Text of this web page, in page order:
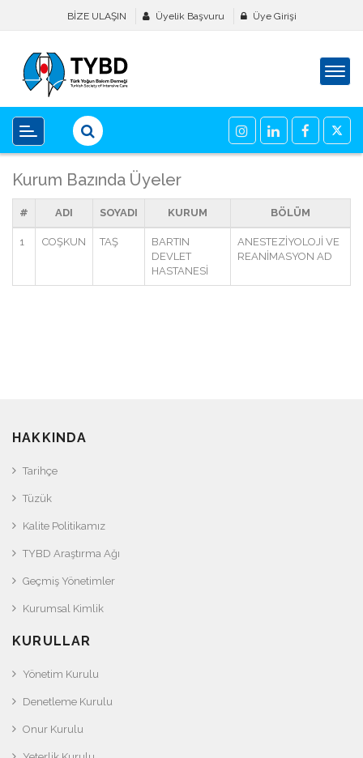
BİZE ULAŞIN Üyelik Başvuru Üye Girişi
Kurum Bazında Üyeler
# ADI SOYADI KURUM BÖLÜM
1 COŞKUN TAŞ
BARTIN
DEVLET
HASTANESİ
ANESTEZİYOLOJİ VE
REANİMASYON AD
HAKKINDA
Tarihçe
Tüzük
Kalite Politikamız
TYBD Araştırma Ağı
Geçmiş Yönetimler
Kurumsal Kimlik
KURULLAR
Yönetim Kurulu
Denetleme Kurulu
Onur Kurulu